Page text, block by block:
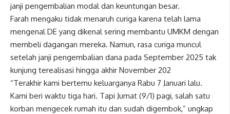
janji pengembalian modal dan keuntungan besar.
Farah mengaku tidak menaruh curiga karena telah lama
mengenal DE yang dikenal sering membantu UMKM dengan
membeli dagangan mereka. Namun, rasa curiga muncul
setelah janji pengembalian dana pada September 2025 tak
kunjung terealisasi hingga akhir November 202
“Terakhir kami bertemu keluarganya Rabu 7 Januari lalu.
Kami beri waktu tiga hari. Tapi Jumat (9/1) pagi, salah satu
korban mengecek rumah itu dan sudah digembok,” ungkap